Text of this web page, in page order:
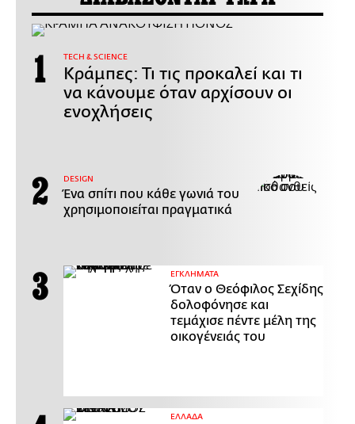
ΤECH & SCIENCE
Κράμπες: Τι τις προκαλεί και τι
να κάνουμε όταν αρχίσουν οι
ενοχλήσεις
DESIGN
Ένα σπίτι που κάθε γωνιά του
χρησιμοποιείται πραγματικά
ΕΓΚΛΗΜΑΤΑ
Όταν ο Θεόφιλος Σεχίδης
δολοφόνησε και
τεμάχισε πέντε μέλη της
οικογένειάς του
ΕΛΛΑΔΑ